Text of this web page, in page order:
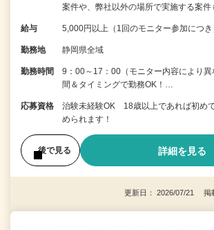
案件や、弊社以外の場所で実施する案
給与 5,000円以上（1回のモニター参加につ
勤務地 静岡県全域
勤務時間
9：00～17：00（モニター内容により
間＆タイミングで勤務OK！…
応募資格
治験未経験OK 18歳以上であれば初め
められます！
後で見る 詳細を見る
更新日： 2026/07/21 掲